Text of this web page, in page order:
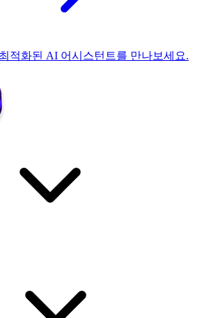
적화된 AI 어시스턴트를 만나보세요.